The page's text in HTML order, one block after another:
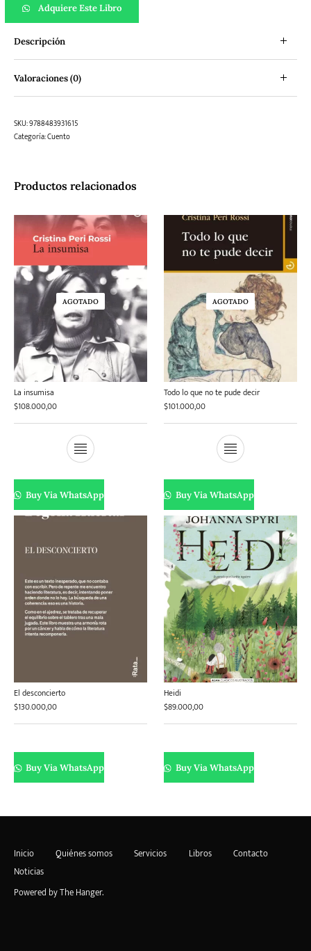
Adquiere Este Libro
Descripción
Valoraciones (0)
SKU:9788483931615
Categoría:Cuento
Productos relacionados
AGOTADO
La insumisa
$108.000,00
Buy Via WhatsApp
AGOTADO
Todo lo que no te pude decir
$101.000,00
Buy Via WhatsApp
El desconcierto
$130.000,00
Buy Via WhatsApp
Heidi
$89.000,00
Buy Via WhatsApp
Inicio Quiénes somos Servicios Libros
Contacto
Noticias
Powered byThe Hanger.